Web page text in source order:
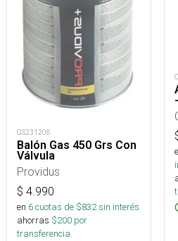
GS231206
Balón Gas 450 Grs Con
Válvula
Providus
$ 4.990
en 6cuotas de $832sin interés
ahorras $200 por
transferencia.